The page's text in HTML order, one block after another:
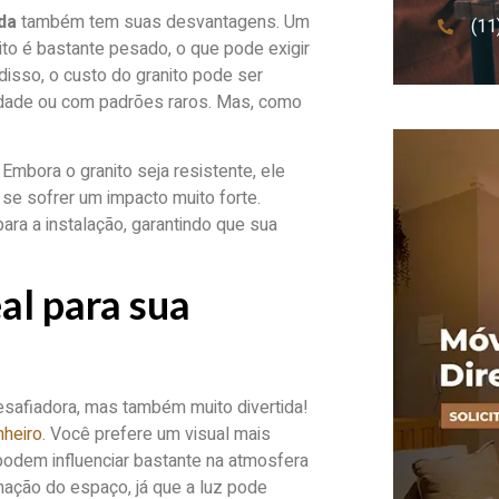
também tem suas desvantagens. Um
é bastante pesado, o que pode exigir
o custo do granito pode ser
ou com padrões raros. Mas, como
o granito seja resistente, ele
sofrer um impacto muito forte.
a instalação, garantindo que sua
para sua
mas também muito divertida!
. Você prefere um visual mais
influenciar bastante na atmosfera
do espaço, já que a luz pode